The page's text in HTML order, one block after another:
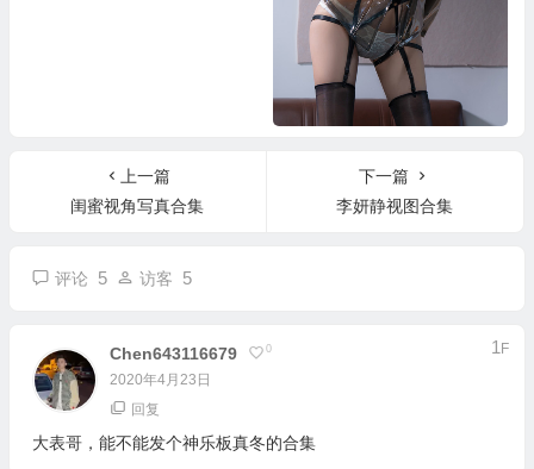
上一篇
闺蜜视角写真合集
下一篇
李妍静视图合集
评论 5 访客 5
Chen643116679 0
2020年4月23日
1 F
回复
大表哥，能不能发个神乐板真冬的合集